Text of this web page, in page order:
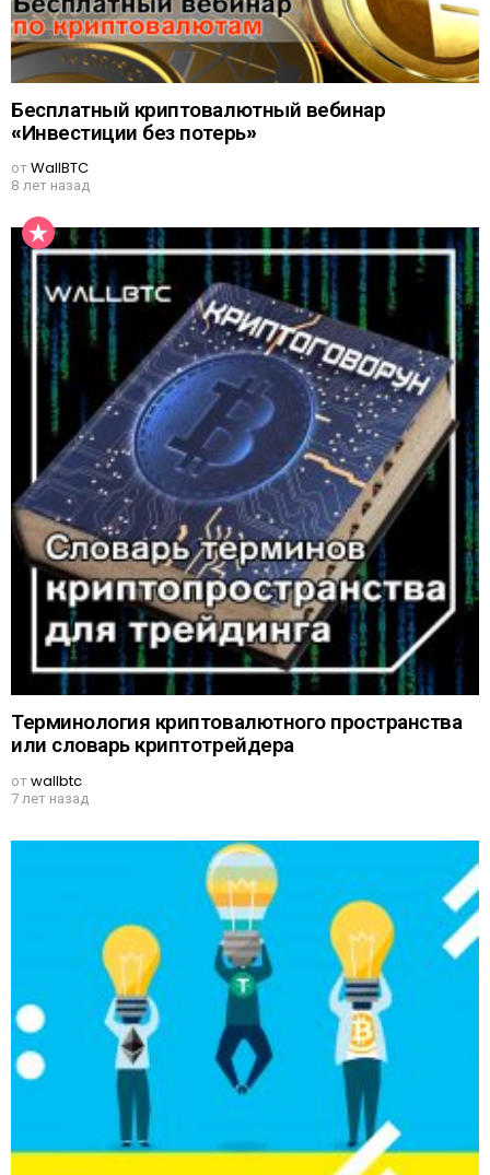
Бесплатный криптовалютный вебинар
«Инвестиции без потерь»
отWallBTC
8 лет назад
Терминология криптовалютного пространства
или словарь криптотрейдера
отwallbtc
7 лет назад